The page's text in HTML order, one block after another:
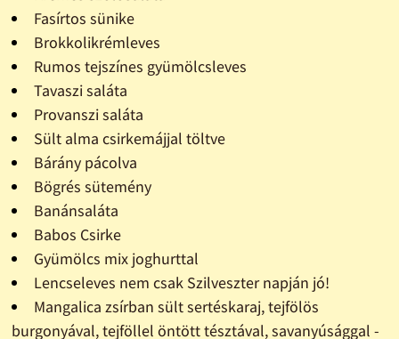
Fasírtos sünike
Brokkolikrémleves
Rumos tejszínes gyümölcsleves
Tavaszi saláta
Provanszi saláta
Sült alma csirkemájjal töltve
Bárány pácolva
Bögrés sütemény
Banánsaláta
Babos Csirke
Gyümölcs mix joghurttal
Lencseleves nem csak Szilveszter napján jó!
Mangalica zsírban sült sertéskaraj, tejfölös
burgonyával, tejföllel öntött tésztával, savanyúsággal -